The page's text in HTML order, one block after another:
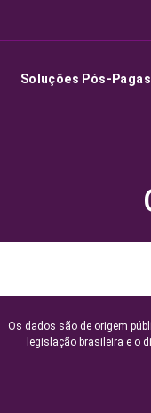
Soluções Pós-Pagas
Os dados são de origem
legislação brasileira e o